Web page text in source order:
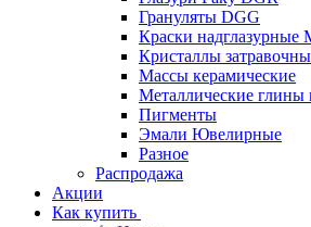
Грануляты DGG
Краски надглазурные
Кристаллы
Массы керамические
Металлические глины
Пигменты
Эмали Ювелирные
Разное
Распродажа
Акции
Как купить